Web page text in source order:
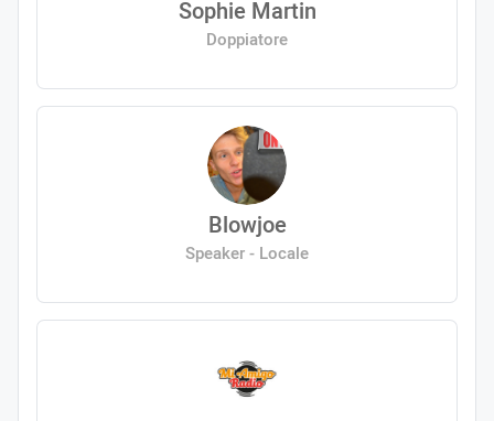
Sophie Martin
Doppiatore
Blowjoe
Speaker - Locale